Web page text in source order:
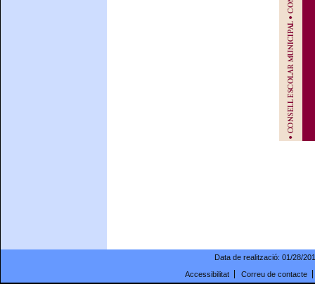
Data de realització: 01/28/
Accessibilitat
Correu de contacte